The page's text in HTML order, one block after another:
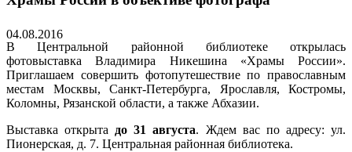
04.08.2016
В Центральной районной библиотеке открылась
фотовыставка Владимира Никешина «Храмы России».
Приглашаем совершить фотопутешествие по православным
местам Москвы, Санкт-Петербурга, Ярославля, Костромы,
Коломны, Рязанской области, а также Абхазии.
Выставка открытадо 31 августа. Ждем вас по адресу: ул.
Пионерская, д. 7. Центральная районная библиотека.